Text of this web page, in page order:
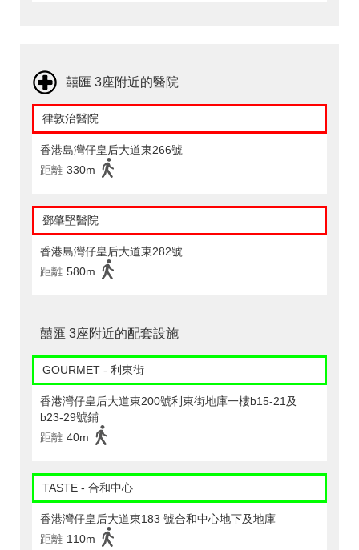
囍匯 3座附近的醫院
律敦治醫院
香港島灣仔皇后大道東266號
距離 330m
鄧肇堅醫院
香港島灣仔皇后大道東282號
距離 580m
囍匯 3座附近的配套設施
GOURMET - 利東街
香港灣仔皇后大道東200號利東街地庫一樓b15-21及
b23-29號鋪
距離 40m
TASTE - 合和中心
香港灣仔皇后大道東183 號合和中心地下及地庫
距離 110m